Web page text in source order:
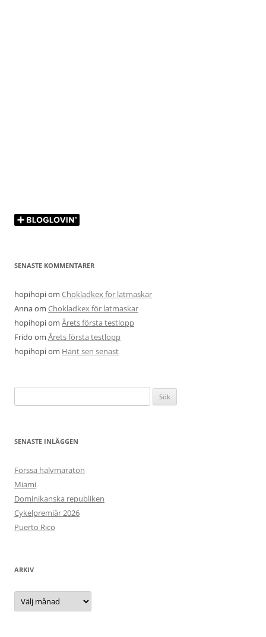
SENASTE KOMMENTARER
hopihopiom Chokladkex för latmaskar
Annaom Chokladkex för latmaskar
hopihopiom Årets första testlopp
Frido om Årets första testlopp
hopihopiom Hänt sen senast
efter:
SENASTE INLÄGGEN
Forssa halvmaraton
Miami
Dominikanska republiken
Cykelpremiär 2026
Puerto Rico
ARKIV
Arkiv